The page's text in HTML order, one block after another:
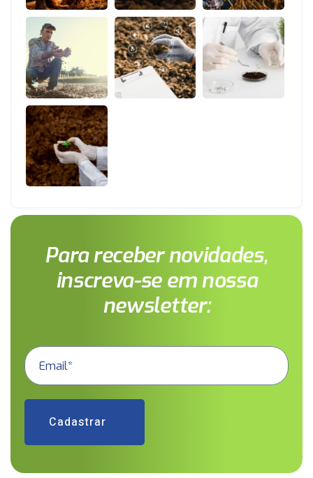
Para receber novidades,
inscreva-se em nossa
newsletter:
Cadastrar